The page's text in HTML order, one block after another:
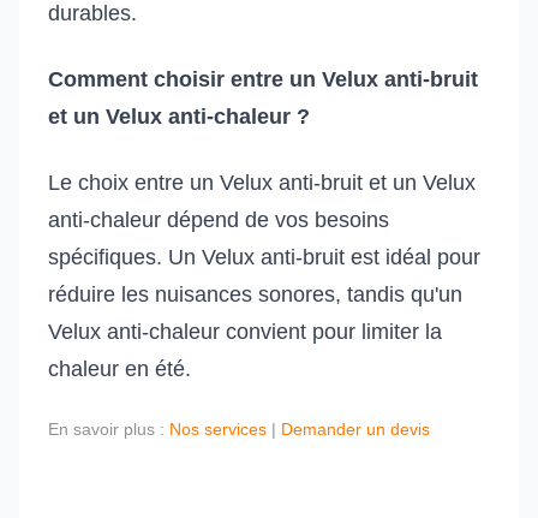
durables.
Comment choisir entre un Velux anti-bruit
et un Velux anti-chaleur ?
Le choix entre un Velux anti-bruit et un Velux
anti-chaleur dépend de vos besoins
spécifiques. Un Velux anti-bruit est idéal pour
réduire les nuisances sonores, tandis qu'un
Velux anti-chaleur convient pour limiter la
chaleur en été.
En savoir plus : Nos services | Demander un devis